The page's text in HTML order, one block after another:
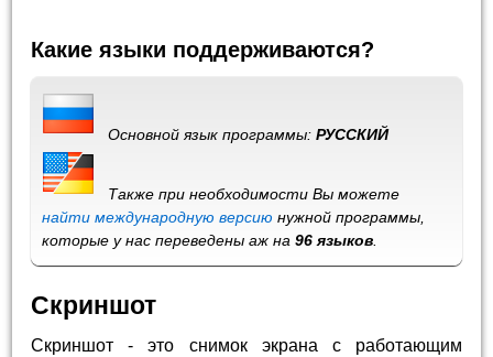
Какие языки поддерживаются?
Основной язык программы:РУССКИЙ
Также при необходимости Вы можете
найти международную версию нужной программы,
которые у нас переведены аж на96 языков
Скриншот
Скриншот - это снимок экрана с работающим